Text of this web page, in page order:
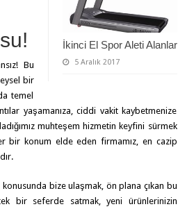
İkinci El Spor Aleti Alanlar
5 Aralık 2017
Bu
bir
temel
yaşamanıza, ciddi vakit kaybetmenize
muhteşem hizmetin keyfini sürmek
bir konum elde eden firmamız, en cazip
konusunda bize ulaşmak, ön plana çıkan bu
bir seferde satmak, yeni ürünlerinizin